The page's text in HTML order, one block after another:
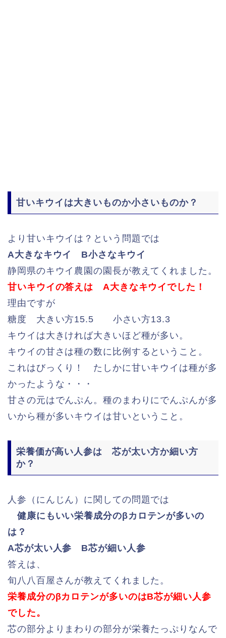
甘いキウイは大きいものか小さいものか？
より甘いキウイは？という問題では
A大きなキウイ B小さなキウイ
静岡県のキウイ農園の園長が教えてくれました。
甘いキウイの答えは A大きなキウイでした！
理由ですが
糖度 大きい方15.5 小さい方13.3
キウイは大きければ大きいほど種が多い。
キウイの甘さは種の数に比例するということ。
これはびっくり！ たしかに甘いキウイは種が多
かったような・・・
甘さの元はでんぷん。種のまわりにでんぷんが多
いから種が多いキウイは甘いということ。
栄養価が高い人参は 芯が太い方か細い方
か？
人参（にんじん）に関しての問題では
健康にもいい栄養成分のβカロテンが多いの
は？
A芯が太い人参 B芯が細い人参
答えは、
旬八八百屋さんが教えてくれました。
栄養成分のβカロテンが多いのはB芯が細い人参
でした。
芯の部分よりまわりの部分が栄養たっぷりなんで